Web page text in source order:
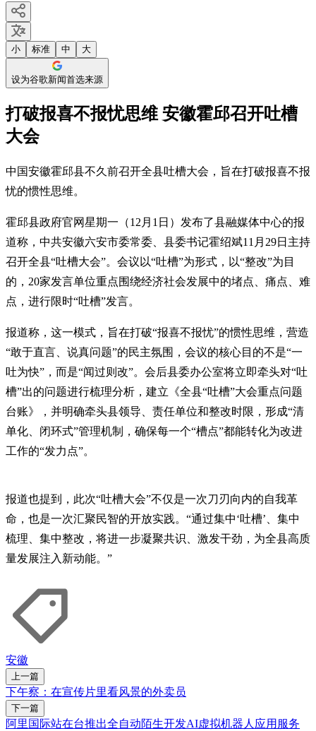
小 标准 中 大
设为谷歌新闻首选来源
打破报喜不报忧思维 安徽霍邱召开吐槽
大会
中国安徽霍邱县不久前召开全县吐槽大会，旨在打破报喜不报
忧的惯性思维。
霍邱县政府官网星期一（12月1日）发布了县融媒体中心的报
道称，中共安徽六安市委常委、县委书记霍绍斌11月29日主持
召开全县“吐槽大会”。会议以“吐槽”为形式，以“整改”为目
的，20家发言单位重点围绕经济社会发展中的堵点、痛点、难
点，进行限时“吐槽”发言。
报道称，这一模式，旨在打破“报喜不报忧”的惯性思维，营造
“敢于直言、说真问题”的民主氛围，会议的核心目的不是“一
吐为快”，而是“闻过则改”。会后县委办公室将立即牵头对“吐
槽”出的问题进行梳理分析，建立《全县“吐槽”大会重点问题
台账》，并明确牵头县领导、责任单位和整改时限，形成“清
单化、闭环式”管理机制，确保每一个“槽点”都能转化为改进
工作的“发力点”。
报道也提到，此次“吐槽大会”不仅是一次刀刃向内的自我革
命，也是一次汇聚民智的开放实践。“通过集中‘吐槽’、集中
梳理、集中整改，将进一步凝聚共识、激发干劲，为全县高质
量发展注入新动能。”
安徽
上一篇
下午察：在宣传片里看风景的外卖员
下一篇
阿里国际站在台推出全自动陌生开发AI虚拟机器人应用服务